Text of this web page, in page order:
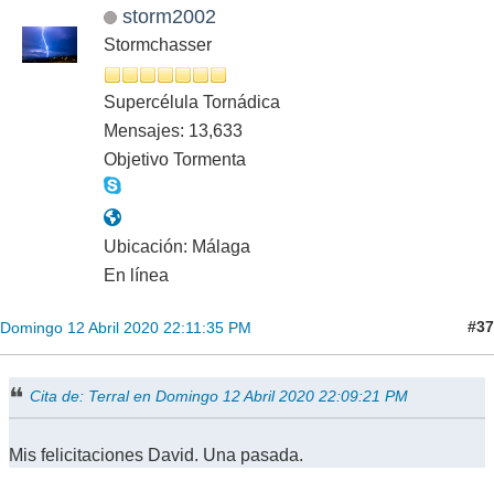
storm2002
Stormchasser
Supercélula Tornádica
Mensajes: 13,633
Objetivo Tormenta
Ubicación: Málaga
En línea
Domingo 12 Abril 2020 22:11:35 PM #37
Cita de: Terral en Domingo 12 Abril 2020 22:09:21 PM
Mis felicitaciones David. Una pasada.